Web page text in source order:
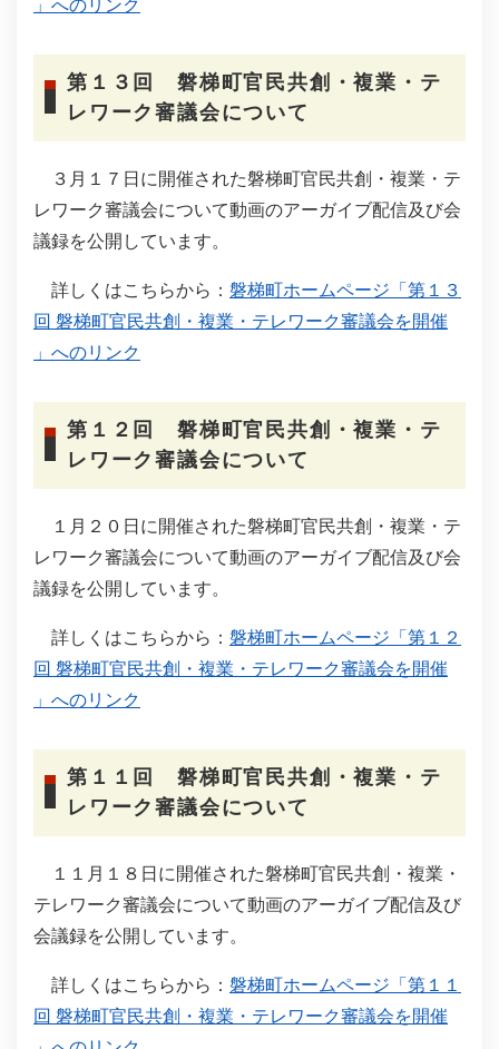
」へのリンク
第１３回 磐梯町官民共創・複業・テ
レワーク審議会について
３月１７日に開催された磐梯町官民共創・複業・テ
レワーク審議会について動画のアーガイブ配信及び会
議録を公開しています。
詳しくはこちらから： 磐梯町ホームページ「第１３
回 磐梯町官民共創・複業・テレワーク審議会を開催
」へのリンク
第１２回 磐梯町官民共創・複業・テ
レワーク審議会について
１月２０日に開催された磐梯町官民共創・複業・テ
レワーク審議会について動画のアーガイブ配信及び会
議録を公開しています。
詳しくはこちらから： 磐梯町ホームページ「第１２
回 磐梯町官民共創・複業・テレワーク審議会を開催
」へのリンク
第１１回 磐梯町官民共創・複業・テ
レワーク審議会について
１１月１８日に開催された磐梯町官民共創・複業・
テレワーク審議会について動画のアーガイブ配信及び
会議録を公開しています。
詳しくはこちらから： 磐梯町ホームページ「第１１
回 磐梯町官民共創・複業・テレワーク審議会を開催